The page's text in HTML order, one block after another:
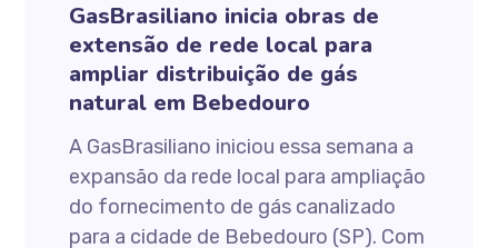
GasBrasiliano inicia obras de
extensão de rede local para
ampliar distribuição de gás
natural em Bebedouro
A GasBrasiliano iniciou essa semana a
expansão da rede local para ampliação
do fornecimento de gás canalizado
para a cidade de Bebedouro (SP). Com